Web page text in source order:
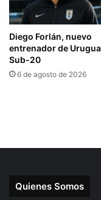
Quienes Somos